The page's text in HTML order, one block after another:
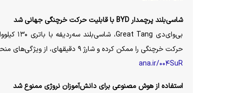
شاسی‌بلند پرچمدار BYD با قابلیت حرکت خرچنگی جهانی شد
حرکت خرچنگی را ممکن کرده و شارژ ۹ دقیقهای، از ویژگی‌های منحصربه‌فرد این خودروی الکتریکی لوکس است.
ana.ir/۰۰۴SuR
استفاده از هوش مصنوعی برای دانش‌آموزان نروژی ممنوع شد